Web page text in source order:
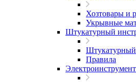
Хозтовары и
Укрывные
Штукатурный
Правила
Электроинструмент